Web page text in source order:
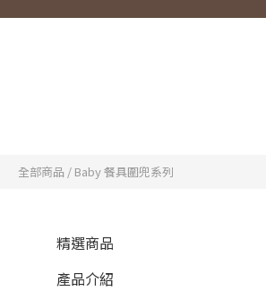
全部商品 / Baby 餐具圍兜系列
精選商品
產品介紹